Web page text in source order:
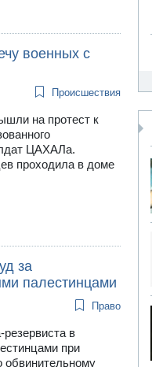
военных с
Происшествия
на протест к
ЦАХАЛа.
проходила в доме
за
палестинцами
Право
в
при
обвинительному